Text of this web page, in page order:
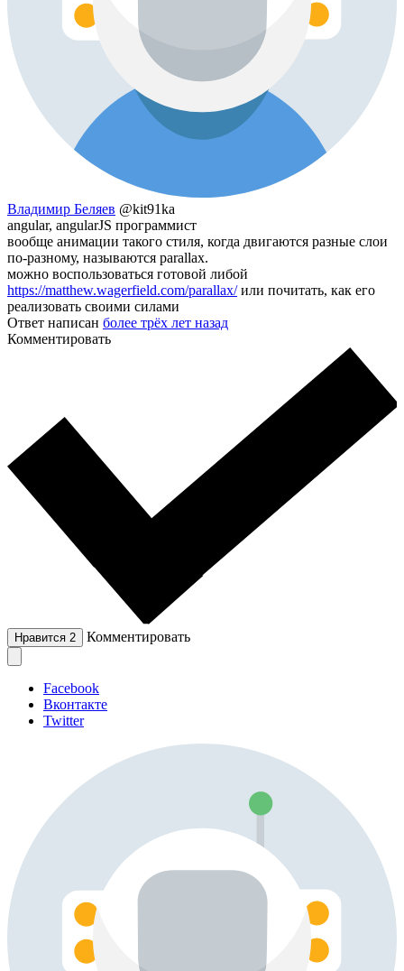
Владимир Беляев @kit91ka
angular, angularJS программист
вообще анимации такого стиля, когда двигаются разные слои
по-разному, называются parallax.
можно воспользоваться готовой либой
https://matthew.wagerfield.com/parallax/или почитать, как его
реализовать своими силами
Ответ написан более трёх лет назад
Комментировать
Нравится 2 Комментировать
Facebook
Вконтакте
Twitter